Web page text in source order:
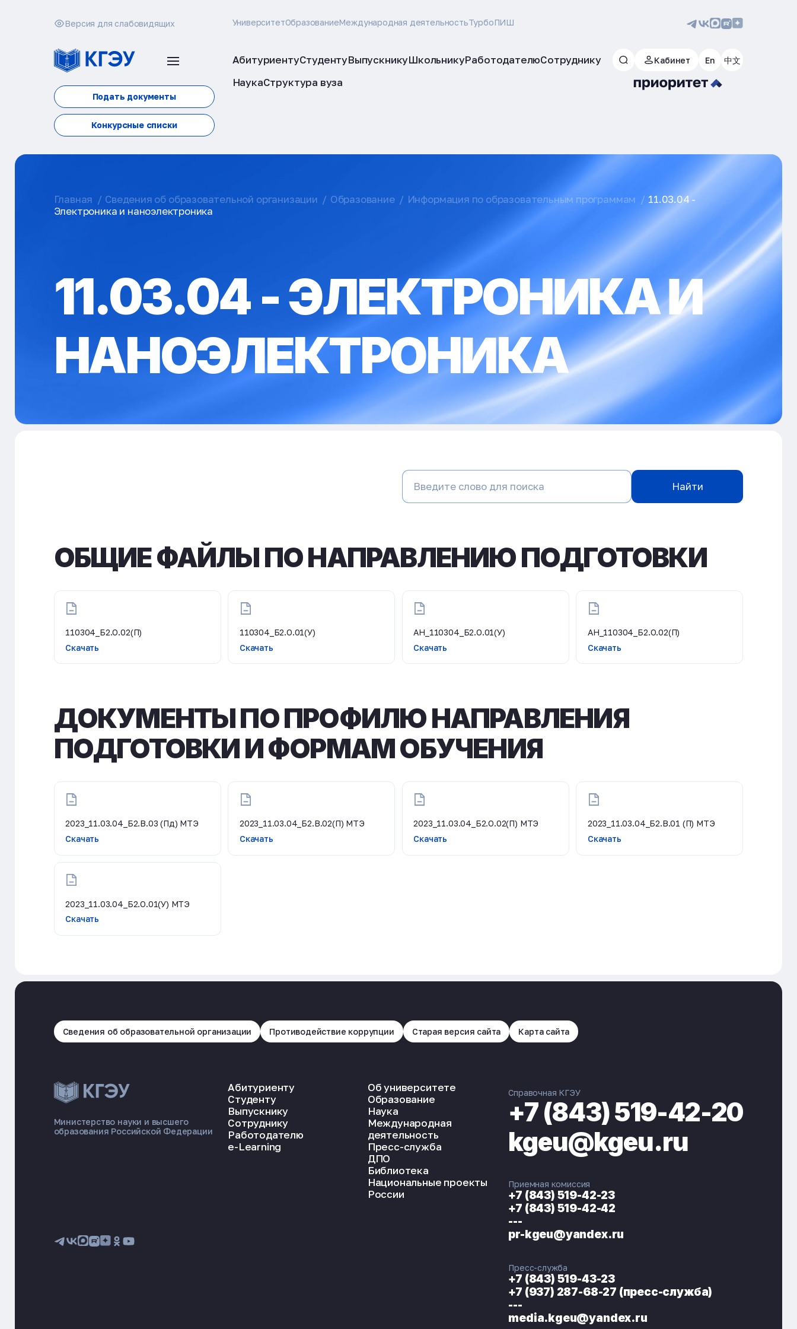
Версия для слабовидящих УниверситетОбразованиеМеждународная деятельностьТурбоПИШ
Подать документы
Конкурсные списки
АбитуриентуСтудентуВыпускникуШкольникуРаботодателюСотруднику
НаукаСтруктура вуза
Кабинет En 中文
ЭНЕРГОКОД — ПОМОЩНИК КГЭУ
Главная Сведения об образовательной организации Образование Информация по образовательным программам
11.03.04 -
Электроника и наноэлектроника
11.03.04 - ЭЛЕКТРОНИКА И
НАНОЭЛЕКТРОНИКА
Найти
ОБЩИЕ ФАЙЛЫ ПО НАПРАВЛЕНИЮ ПОДГОТОВКИ
110304_Б2.О.02(П)
Скачать
110304_Б2.О.01(У)
Скачать
АН_110304_Б2.О.01(У)
Скачать
АН_110304_Б2.О.02(П)
Скачать
ДОКУМЕНТЫ ПО ПРОФИЛЮ НАПРАВЛЕНИЯ
ПОДГОТОВКИ И ФОРМАМ ОБУЧЕНИЯ
2023_11.03.04_Б2.В.03 (Пд) МТЭ
Скачать
2023_11.03.04_Б2.В.02(П) МТЭ
Скачать
2023_11.03.04_Б2.О.02(П) МТЭ
Скачать
2023_11.03.04_Б2.В.01 (П) МТЭ
Скачать
2023_11.03.04_Б2.О.01(У) МТЭ
Скачать
Сведения об образовательной организации Противодействие коррупции Старая версия сайта Карта сайта
Министерство науки и высшего
образования Российской Федерации
Абитуриенту
Студенту
Выпускнику
Сотруднику
Работодателю
e-Learning
Об университете
Образование
Наука
Международная
деятельность
Пресс-служба
ДПО
Библиотека
Национальные проекты
России
Справочная КГЭУ
+7 (843) 519-42-20
kgeu@kgeu.ru
Приемная комиссия
+7 (843) 519-42-23
+7 (843) 519-42-42
---
pr-kgeu@yandex.ru
Пресс-служба
+7 (843) 519-43-23
+7 (937) 287-68-27 (пресс-служба)
---
media.kgeu@yandex.ru